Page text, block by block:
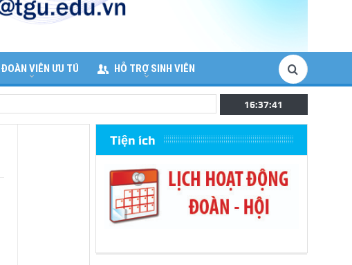
ĐOÀN VIÊN ƯU TÚ HỖ TRỢ SINH VIÊN
16:37:42
Tiện ích